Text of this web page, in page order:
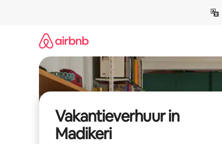
Vakantieverhuur in
Madikeri